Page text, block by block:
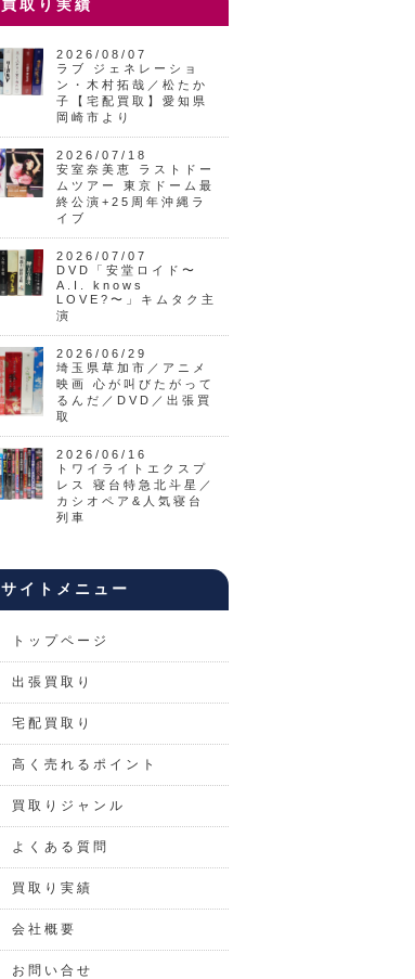
買取り実績
2026/08/07
ラブ ジェネレーショ
ン・木村拓哉／松たか
子【宅配買取】愛知県
岡崎市より
2026/07/18
安室奈美恵 ラストドー
ムツアー 東京ドーム最
終公演+25周年沖縄ラ
イブ
2026/07/07
DVD「安堂ロイド〜
A.I. knows
LOVE?〜」キムタク主
演
2026/06/29
埼玉県草加市／アニメ
映画 心が叫びたがって
るんだ／DVD／出張買
取
2026/06/16
トワイライトエクスプ
レス 寝台特急北斗星／
カシオペア&人気寝台
列車
サイトメニュー
トップページ
出張買取り
宅配買取り
高く売れるポイント
買取りジャンル
よくある質問
買取り実績
会社概要
お問い合せ